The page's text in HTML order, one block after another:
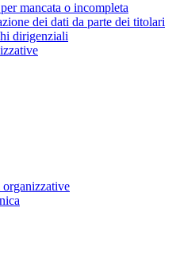
mancata o incompleta
dei dati da parte dei titolari
dirigenziali